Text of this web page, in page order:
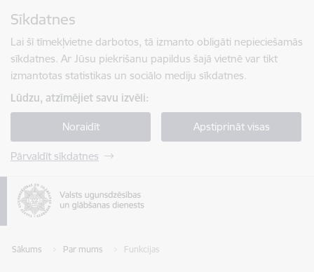
Sīkdatnes
Lai šī tīmekļvietne darbotos, tā izmanto obligāti nepieciešamās
sīkdatnes. Ar Jūsu piekrišanu papildus šajā vietnē var tikt
izmantotas statistikas un sociālo mediju sīkdatnes.
Lūdzu, atzīmējiet savu izvēli:
Noraidīt Apstiprināt visas
Pārvaldīt sīkdatnes
Sākums Par mums Funkcijas